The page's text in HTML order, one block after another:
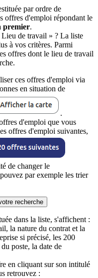
par ordre de
offres d'emploi répondant le
premier.
de travail » ? La liste
à vos critères. Parmi
offres dont le lieu de travail
ces offres d'emploi via
en situation de
.
d'emploi que vous
offres d'emploi suivantes,
de changer le
par exemple les trier
recherche
dans la liste, s'affichent :
la nature du contrat et la
si précisé, les 200
poste, la date de
en cliquant sur son intitulé
retrouvez :